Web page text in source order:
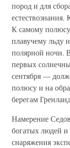
пород и для
К самому полюсу
плавучему льду
полярной ночи.
первых
сентября —
полюсу и на
берегам
Намерение
богатых людей и
снаряжения